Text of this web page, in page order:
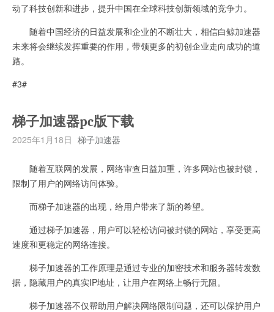
动了科技创新和进步，提升中国在全球科技创新领域的竞争力。
随着中国经济的日益发展和企业的不断壮大，相信白鲸加速器
未来将会继续发挥重要的作用，带领更多的初创企业走向成功的道
路。
#3#
梯子加速器pc版下载
2025年1月18日 梯子加速器
随着互联网的发展，网络审查日益加重，许多网站也被封锁，
限制了用户的网络访问体验。
而梯子加速器的出现，给用户带来了新的希望。
通过梯子加速器，用户可以轻松访问被封锁的网站，享受更高
速度和更稳定的网络连接。
梯子加速器的工作原理是通过专业的加密技术和服务器转发数
据，隐藏用户的真实IP地址，让用户在网络上畅行无阻。
梯子加速器不仅帮助用户解决网络限制问题，还可以保护用户